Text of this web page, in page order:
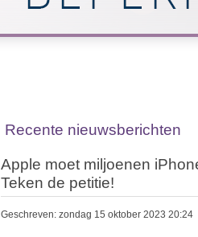
Recente nieuwsberichten
Apple moet miljoenen
Teken de petitie!
Geschreven: zondag 15 oktober 2023 20:24